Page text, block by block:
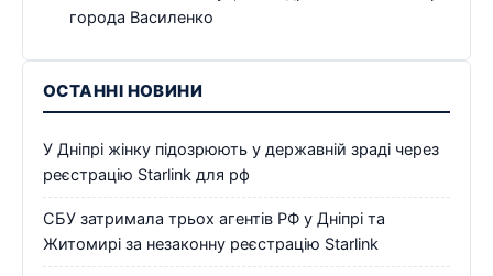
города Василенко
ОСТАННІ НОВИНИ
У Дніпрі жінку підозрюють у державній зраді через
реєстрацію Starlink для рф
СБУ затримала трьох агентів РФ у Дніпрі та
Житомирі за незаконну реєстрацію Starlink